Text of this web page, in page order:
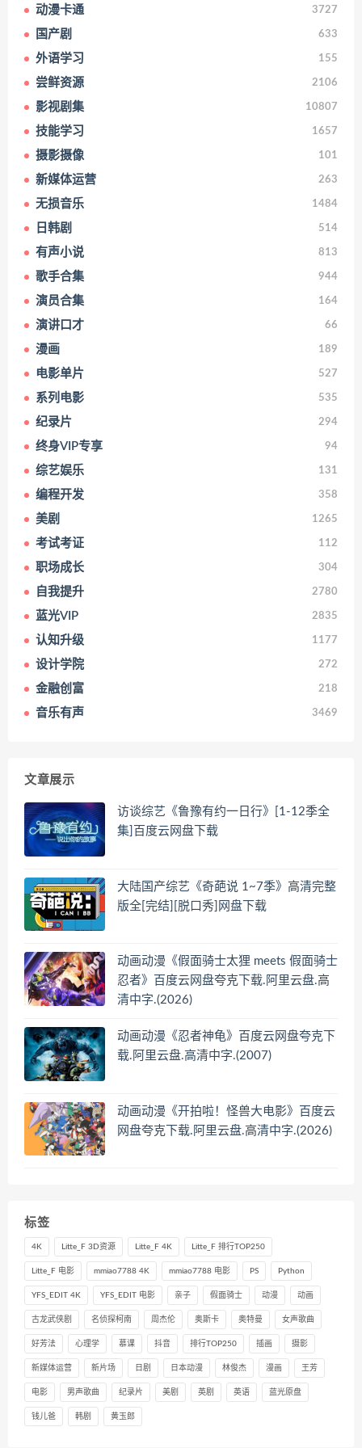
动漫卡通 3727
国产剧 633
外语学习 155
尝鲜资源 2106
影视剧集 10807
技能学习 1657
摄影摄像 101
新媒体运营 263
无损音乐 1484
日韩剧 514
有声小说 813
歌手合集 944
演员合集 164
演讲口才 66
漫画 189
电影单片 527
系列电影 535
纪录片 294
终身VIP专享 94
综艺娱乐 131
编程开发 358
美剧 1265
考试考证 112
职场成长 304
自我提升 2780
蓝光VIP 2835
认知升级 1177
设计学院 272
金融创富 218
音乐有声 3469
文章展示
访谈综艺《鲁豫有约一日行》[1-12季全
集]百度云网盘下载
大陆国产综艺《奇葩说 1~7季》高清完整
版全[完结][脱口秀]网盘下载
动画动漫《假面骑士太狸 meets 假面骑士
忍者》百度云网盘夸克下载.阿里云盘.高
清中字.(2026)
动画动漫《忍者神龟》百度云网盘夸克下
载.阿里云盘.高清中字.(2007)
动画动漫《开拍啦！怪兽大电影》百度云
网盘夸克下载.阿里云盘.高清中字.(2026)
标签
4K Litte_F 3D资源 Litte_F 4K Litte_F 排行TOP250
Litte_F 电影 mmiao7788 4K mmiao7788 电影 PS Python
YFS_EDIT 4K YFS_EDIT 电影 亲子 假面骑士 动漫 动画
古龙武侠剧 名侦探柯南 周杰伦 奥斯卡 奥特曼 女声歌曲
好芳法 心理学 慕课 抖音 排行TOP250 插画 摄影
新媒体运营 新片场 日剧 日本动漫 林俊杰 漫画 王芳
电影 男声歌曲 纪录片 美剧 英剧 英语 蓝光原盘
钱儿爸 韩剧 黄玉郎